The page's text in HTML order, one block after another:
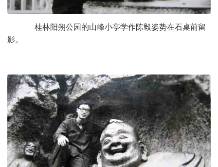
桂林阳朔公园的山峰小亭学作陈毅姿势在石桌前留
影。